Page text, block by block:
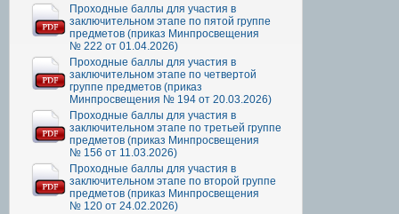
Проходные баллы для участия в
заключительном этапе по пятой группе
предметов (приказ Минпросвещения
№ 222 от 01.04.2026)
Проходные баллы для участия в
заключительном этапе по четвертой
группе предметов (приказ
Минпросвещения № 194 от 20.03.2026)
Проходные баллы для участия в
заключительном этапе по третьей группе
предметов (приказ Минпросвещения
№ 156 от 11.03.2026)
Проходные баллы для участия в
заключительном этапе по второй группе
предметов (приказ Минпросвещения
№ 120 от 24.02.2026)